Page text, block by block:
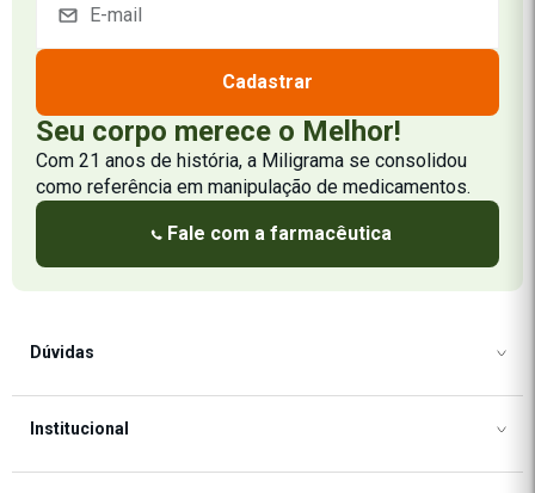
Cadastrar
Seu corpo merece o Melhor!
Com 21 anos de história, a Miligrama se consolidou
como referência em manipulação de medicamentos.
Fale com a farmacêutica
Dúvidas
Institucional